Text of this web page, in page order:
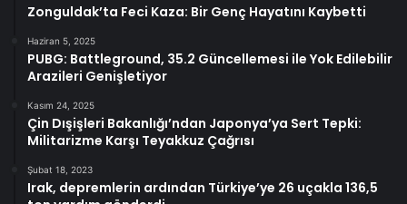
Zonguldak’ta Feci Kaza: Bir Genç Hayatını Kaybetti
Haziran 5, 2025
PUBG: Battleground, 35.2 Güncellemesi ile Yok Edilebilir
Arazileri Genişletiyor
Kasım 24, 2025
Çin Dışişleri Bakanlığı’ndan Japonya’ya Sert Tepki:
Militarizme Karşı Teyakkuz Çağrısı
Şubat 18, 2023
Irak, depremlerin ardından Türkiye’ye 26 uçakla 136,5